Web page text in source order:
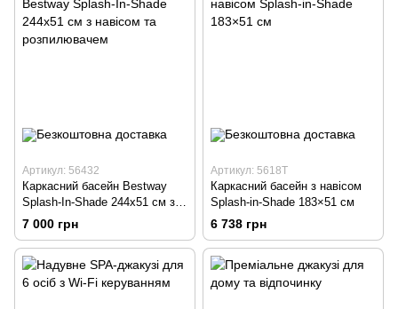
Артикул: 56432
Каркасний басейн Bestway
Splash-In-Shade 244x51 см з
навісом та розпилювачем
7 000 грн
Артикул: 5618T
Каркасний басейн з навісом
Splash-in-Shade 183×51 см
6 738 грн